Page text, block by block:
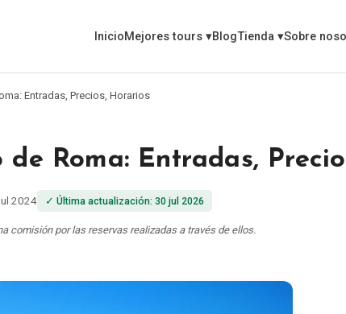
InicioMejores tours▾BlogTienda▾Sobre
Entradas, Precios, Horarios
Roma: Entradas,
2024 ✓ Última actualización: 30 jul 2026
comisión por las reservas realizadas a través de ellos.